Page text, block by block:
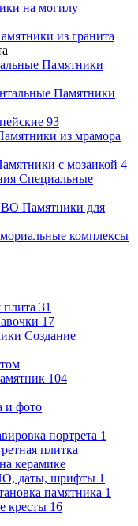
на могилу
из гранита
Памятники
Памятники
93
из мрамора
с мозаикой 4
Специальные
Памятники для
комплексы
плита 31
17
Создание
104
и фото
портрета 1
плитка
керамике
даты, шрифты 1
памятника 1
кресты 16